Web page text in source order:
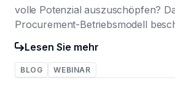
volle Potenzial auszuschöpfen?
Procurement-Betriebsmodell
Lesen Sie mehr
BLOG WEBINAR